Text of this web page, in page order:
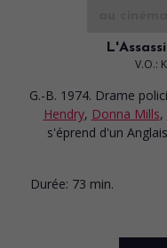
V.O.:
G.-B. 1974. Drame
Hendry, Donna Mills,
s'éprend d'un
Durée: 73 min.